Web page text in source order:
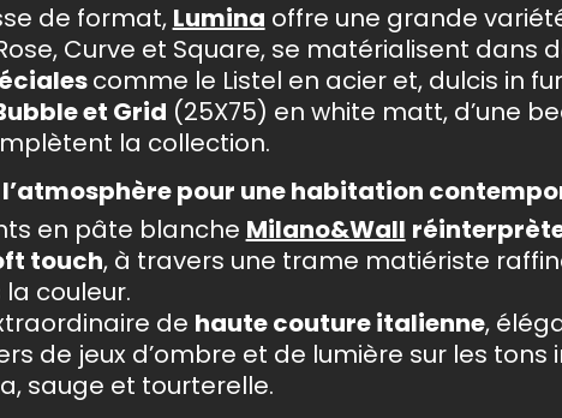
de format, Lumina offre une grande
Curve et Square, se matérialisent dans
comme le Listel en acier et, dulcis in
et Grid (25X75) en white matt, d’une
la collection.
pour une habitation
en pâte blanche Milano&Wall
touch, à travers une trame matiériste
couleur.
de haute couture italienne,
de jeux d’ombre et de lumière sur les
sauge et tourterelle.